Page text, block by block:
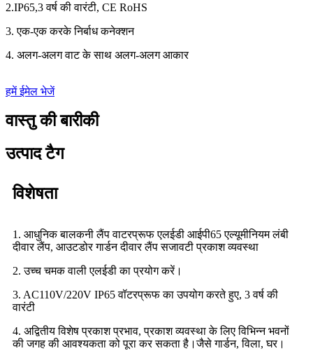
2.IP65,3 वर्ष की वारंटी, CE RoHS
3. एक-एक करके निर्बाध कनेक्शन
4. अलग-अलग वाट के साथ अलग-अलग आकार
हमें ईमेल भेजें
वास्तु की बारीकी
उत्पाद टैग
विशेषता
1. आधुनिक बालकनी लैंप वाटरप्रूफ एलईडी आईपी65 एल्यूमीनियम लंबी
दीवार लैंप, आउटडोर गार्डन दीवार लैंप सजावटी प्रकाश व्यवस्था
2. उच्च चमक वाली एलईडी का प्रयोग करें।
3. AC110V/220V IP65 वॉटरप्रूफ का उपयोग करते हुए, 3 वर्ष की
वारंटी
4. अद्वितीय विशेष प्रकाश प्रभाव, प्रकाश व्यवस्था के लिए विभिन्न भवनों
की जगह की आवश्यकता को पूरा कर सकता है।जैसे गार्डन, विला, घर।